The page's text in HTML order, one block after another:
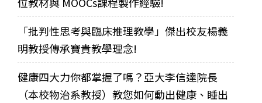
「批判性思考與臨床推理教學」傑出校友楊義
明教授傳承寶貴教學理念!
健康四大力你都掌握了嗎？亞大李信達院長
（本校物治系教授）教您如何動出健康、睡出